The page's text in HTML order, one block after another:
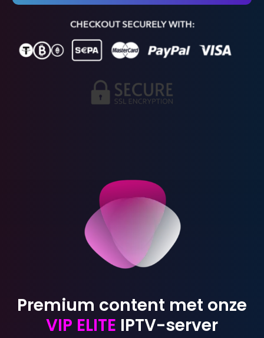
Premium content met onze
VIP ELITE IPTV-server